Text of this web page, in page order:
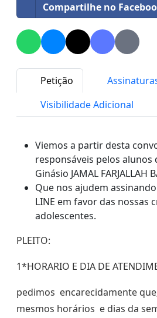
Compartilhe no
Petição
Visibilidade Adicional
Viemos a partir desta
responsáveis pelos
Ginásio JAMAL FARJALLAH
Que nos ajudem assinando
LINE em favor das nossas
adolescentes.
PLEITO:
1*HORARIO E DIA DE
pedimos encarecidamente
mesmos horários e dias da